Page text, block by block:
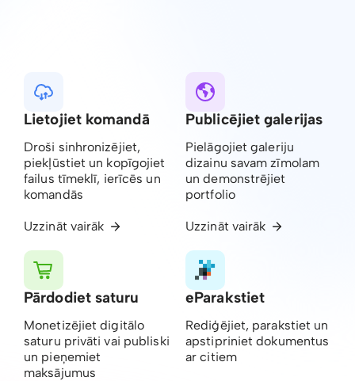
Lietojiet komandā
Droši sinhronizējiet,
piekļūstiet un kopīgojiet
failus tīmeklī, ierīcēs un
komandās
Uzzināt vairāk
Publicējiet galerijas
Pielāgojiet galeriju
dizainu savam zīmolam
un demonstrējiet
portfolio
Uzzināt vairāk
Pārdodiet saturu
Monetizējiet digitālo
saturu privāti vai publiski
un pieņemiet
maksājumus
eParakstiet
Rediģējiet, parakstiet un
apstipriniet dokumentus
ar citiem